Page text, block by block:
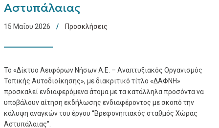
Αστυπάλαιας
15 Μαΐου 2026 Προσκλήσεις
Το «Δίκτυο Αειφόρων Νήσων Α.Ε. – Αναπτυξιακός Οργανισμός
Τοπικής Αυτοδιοίκησης», με διακριτικό τίτλο «ΔΑΦΝΗ»
προσκαλεί ενδιαφερόμενα άτομα με τα κατάλληλα προσόντα να
υποβάλουν αίτηση εκδήλωσης ενδιαφέροντος με σκοπό την
κάλυψη αναγκών του έργου “Βρεφονηπιακός σταθμός Χώρας
Αστυπάλαιας”.